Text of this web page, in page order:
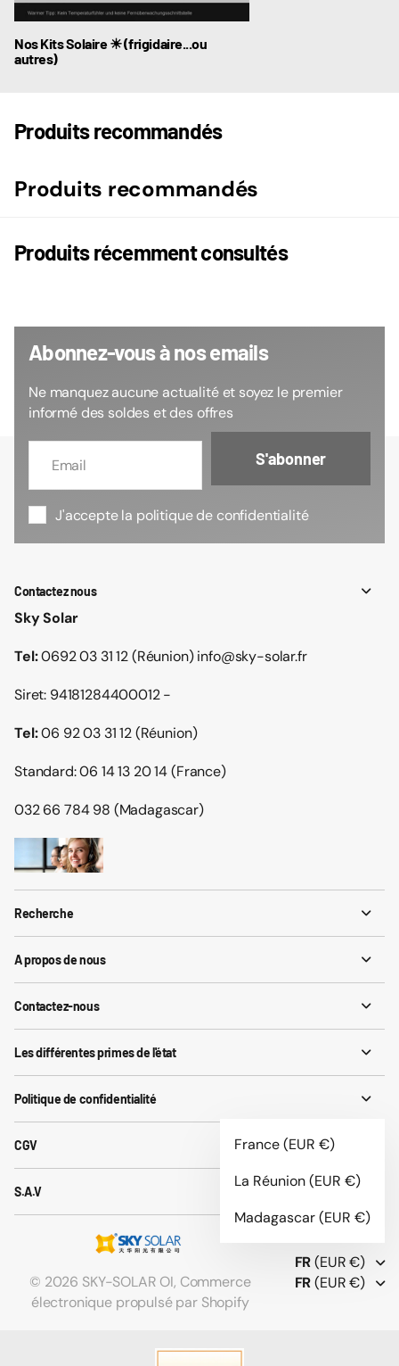
Nos Kits Solaire ☀ (frigidaire...ou
autres)
Produits recommandés
Produits recommandés
Produits récemment consultés
Abonnez-vous à nos emails
Ne manquez aucune actualité et soyez le premier
informé des soldes et des offres
S'abonner
J'accepte la politique de confidentialité
Contactez nous
Sky Solar
Tel:0692 03 31 12 (Réunion) info@sky-solar.fr
Siret: 94181284400012 -
Tel:06 92 03 31 12 (Réunion)
Standard: 06 14 13 20 14 (France)
032 66 784 98 (Madagascar)
Recherche
A propos de nous
Contactez-nous
Les différentes primes de l'état
Politique de confidentialité
CGV
S.A.V
© 2026 SKY-SOLAR OI, Commerce
électronique propulsé par Shopify
FR(EUR €)
FR(EUR €)
France(EUR €)
La Réunion(EUR €)
Madagascar(EUR €)